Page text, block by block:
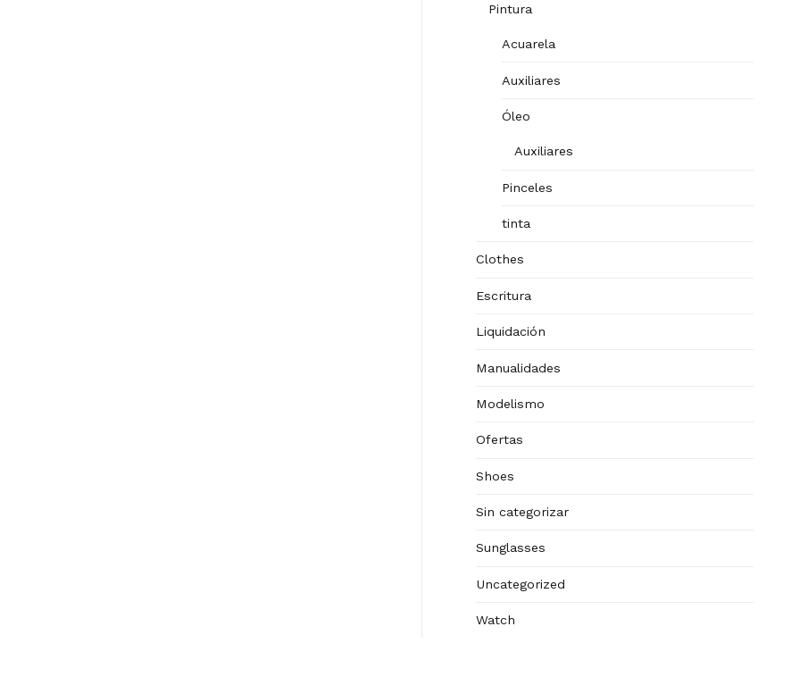
Pintura
Acuarela
Auxiliares
Óleo
Auxiliares
Pinceles
tinta
Clothes
Escritura
Liquidación
Manualidades
Modelismo
Ofertas
Shoes
Sin categorizar
Sunglasses
Uncategorized
Watch